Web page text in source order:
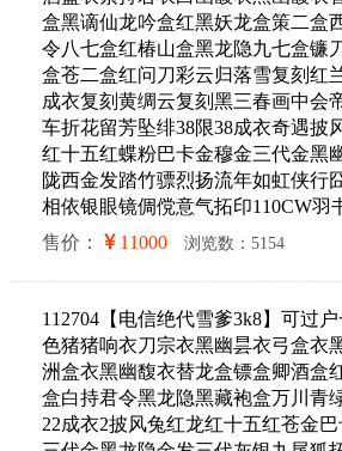
盒黑谪仙龙吟盒红黑妖龙盒策二盒
令八七盒红椿山盒黑龙隐九七盒镰
盒苍二盒红问刀彩云归落雪复刻红
成衣复刻黄绸云复刻黑三春画中会
车折花留芳坠绯38限38成衣奇遇披
红十五红蝶粉巴卡金穆金三代金黑
陇西金发踏竹骠烈扬流年如虹侠行
相依银眼镜倜傥意气拓印110CW羽
售价：
11000 浏览数：5154
112704【电信绝代雪爹3k8】可过
色猪猪响衣刀宗衣黑幽昙衣弓盒衣
洲盒衣黑幽馥衣替龙盒镖盒卿酒盒
盒白持君令黑龙隐黑藏袍盒万川青
22成衣2披风兔红龙红十五红苍金